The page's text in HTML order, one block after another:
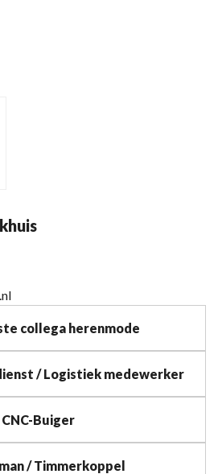
collega herenmode
/ Logistiek medewerker
CNC-Buiger
/ Timmerkoppel